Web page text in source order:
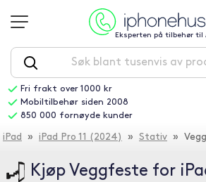
Eksperten på tilbehør til
Fri frakt over 1000 kr
Mobiltilbehør siden 2008
850 000 fornøyde kunder
iPad » iPad Pro 11 (2024) » Stativ »
Kjøp Veggfeste for